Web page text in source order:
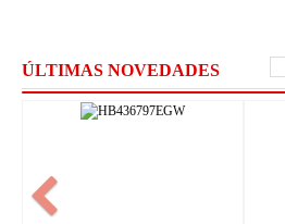
ÚLTIMAS NOVEDADES